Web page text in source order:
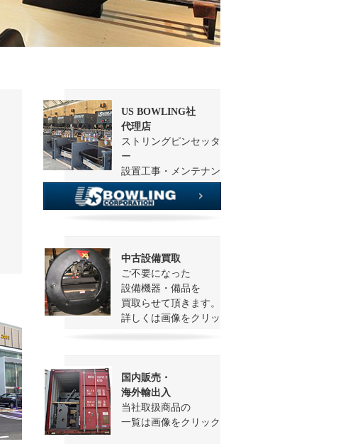
US BOWLING社
代理店
ストリングピンセッタ
ー
設置工事・メンテナン
ス
中古設備買取
ご不要になった
設備機器・備品を
買取らせて頂きます。
詳しくは画像をクリッ
ク
国内販売・
海外輸出入
当社取扱商品の
一覧は画像をクリック